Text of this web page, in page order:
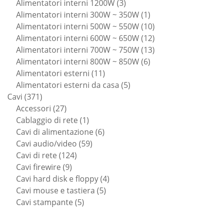
Alimentatori interni 1200W 33
prodotti
Alimentatori interni 300W ~ 350W 11
prodotto
Alimentatori interni 500W ~ 550W 1010
prodotti
Alimentatori interni 600W ~ 650W 1212
prodotti
Alimentatori interni 700W ~ 750W 1313
Alimentatori interni 800W ~ 850W 66
Alimentatori esterni 1111
prodotti
Alimentatori esterni da casa 55
Cavi 371371
prodotti
Accessori 2727
prodotti
Cablaggio di rete 11
prodotto
Cavi di alimentazione 66
Cavi audio/video 5959
Cavi di rete 124124
Cavi firewire 99
prodotti
Cavi hard disk e floppy 44
Cavi mouse e tastiera 55
Cavi stampante 55